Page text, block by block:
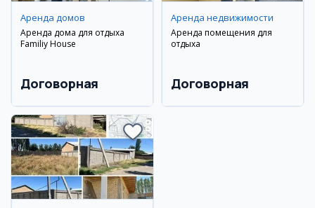
Аренда домов
Аренда дома для отдыха
Familiy House
Договорная
Аренда недвижимости
Аренда помещения для
отдыха
Договорная